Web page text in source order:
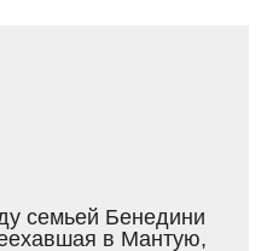
семьей Бенедини
в Мантую,